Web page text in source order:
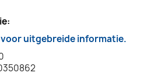
voor uitgebreide informatie.